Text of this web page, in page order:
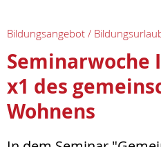
Bildungsangebot /
Seminarwoche
x1 des
Wohnens